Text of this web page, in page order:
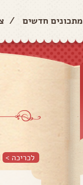
מתכונים חדשים /
לכריכה >